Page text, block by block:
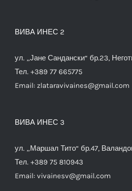
ВИВА ИНЕС 2
ул. „Јане Сандански“ бр.23,
Тел. +389 77 665775
Email: zlataravivaines@gmail.com
ВИВА ИНЕС 3
ул. „Маршал Тито“ бр.47,
Тел. +389 75 810943
Email: vivainesv@gmail.com